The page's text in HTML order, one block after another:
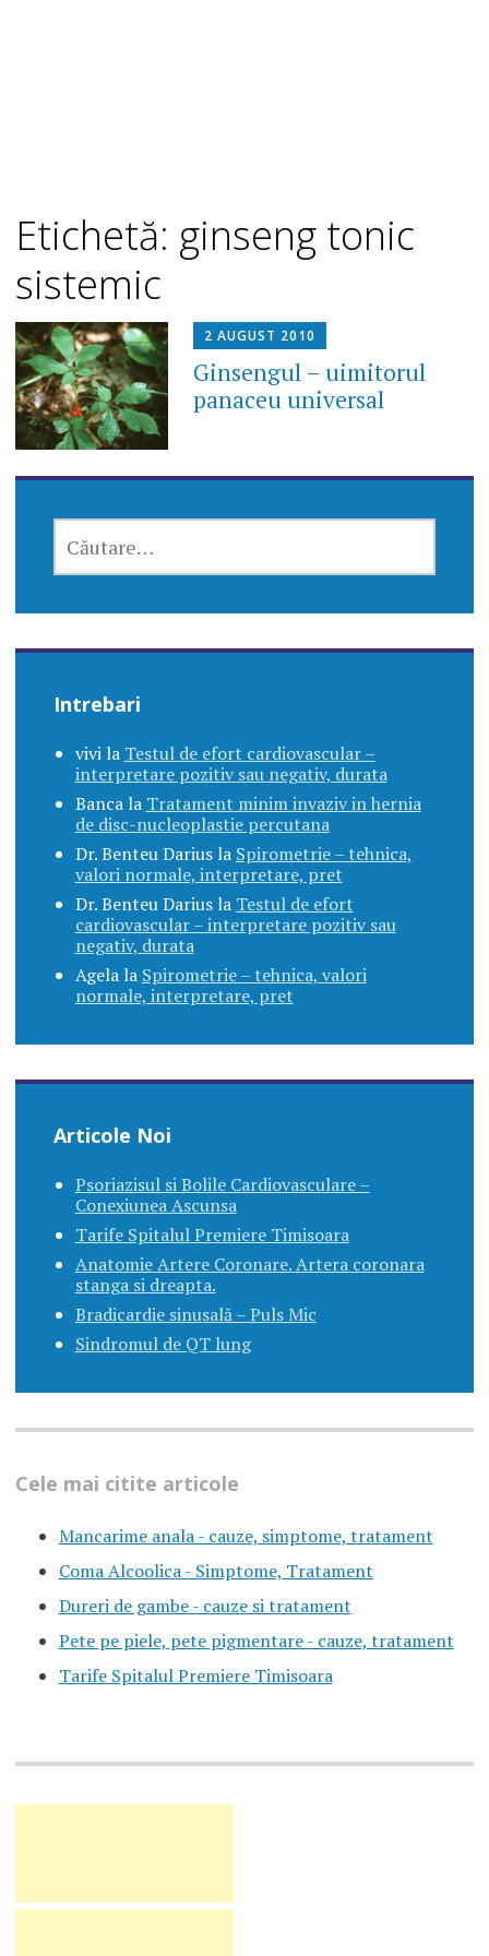
Etichetă: ginseng tonic
sistemic
2 AUGUST 2010
Ginsengul – uimitorul
panaceu universal
DUPĂ:
Intrebari
vivila Testul de efort cardiovascular –
interpretare pozitiv sau negativ, durata
Bancala Tratament minim invaziv in hernia
de disc-nucleoplastie percutana
Dr. Benteu Dariusla Spirometrie – tehnica,
valori normale, interpretare, pret
Dr. Benteu Dariusla Testul de efort
cardiovascular – interpretare pozitiv sau
negativ, durata
Agelala Spirometrie – tehnica, valori
normale, interpretare, pret
Articole Noi
Psoriazisul si Bolile Cardiovasculare –
Conexiunea Ascunsa
Tarife Spitalul Premiere Timisoara
Anatomie Artere Coronare. Artera coronara
stanga si dreapta.
Bradicardie sinusală – Puls Mic
Sindromul de QT lung
Cele mai citite articole
Mancarime anala - cauze, simptome, tratament
Coma Alcoolica - Simptome, Tratament
Dureri de gambe - cauze si tratament
Pete pe piele, pete pigmentare - cauze, tratament
Tarife Spitalul Premiere Timisoara